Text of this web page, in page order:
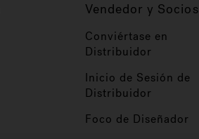
Vendedor y Socios
Conviértase en
Distribuidor
Inicio de Sesión de
Distribuidor
Foco de Diseñador